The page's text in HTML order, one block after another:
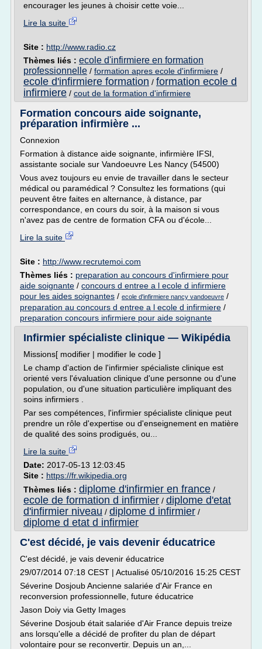
encourager les jeunes à choisir cette voie...
Lire la suite
Site : http://www.radio.cz
Thèmes liés : ecole d'infirmiere en formation
professionnelle / formation apres ecole d'infirmiere /
ecole d'infirmiere formation / formation ecole d
infirmiere / cout de la formation d'infirmiere
Formation concours aide soignante,
préparation infirmière ...
Connexion
Formation à distance aide soignante, infirmière IFSI,
assistante sociale sur Vandoeuvre Les Nancy (54500)
Vous avez toujours eu envie de travailler dans le secteur
médical ou paramédical ? Consultez les formations (qui
peuvent être faites en alternance, à distance, par
correspondance, en cours du soir, à la maison si vous
n'avez pas de centre de formation CFA ou d'école...
Lire la suite
Site : http://www.recrutemoi.com
Thèmes liés : preparation au concours d'infirmiere pour
aide soignante / concours d entree a l ecole d infirmiere
pour les aides soignantes / ecole d'infirmiere nancy vandoeuvre /
preparation au concours d entree a l ecole d infirmiere /
preparation concours infirmiere pour aide soignante
Infirmier spécialiste clinique — Wikipédia
Missions[ modifier | modifier le code ]
Le champ d'action de l'infirmier spécialiste clinique est
orienté vers l'évaluation clinique d'une personne ou d'une
population, ou d'une situation particulière impliquant des
soins infirmiers .
Par ses compétences, l'infirmier spécialiste clinique peut
prendre un rôle d'expertise ou d'enseignement en matière
de qualité des soins prodigués, ou...
Lire la suite
Date: 2017-05-13 12:03:45
Site : https://fr.wikipedia.org
Thèmes liés : diplome d'infirmier en france /
ecole de formation d infirmier / diplome d'etat
d'infirmier niveau / diplome d infirmier /
diplome d etat d infirmier
C'est décidé, je vais devenir éducatrice
C'est décidé, je vais devenir éducatrice
29/07/2014 07:18 CEST | Actualisé 05/10/2016 15:25 CEST
Séverine Dosjoub Ancienne salariée d'Air France en
reconversion professionnelle, future éducatrice
Jason Doiy via Getty Images
Séverine Dosjoub était salariée d'Air France depuis treize
ans lorsqu'elle a décidé de profiter du plan de départ
volontaire pour se reconvertir. Depuis un an,...